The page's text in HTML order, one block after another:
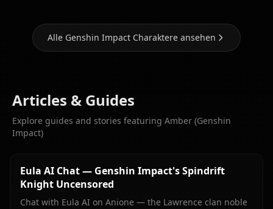
Alle Genshin Impact Charaktere ansehen
Articles & Guides
Explore guides and stories featuring Amber (Genshin
Impact)
Eula AI Chat — Genshin Impact's Spindrift
Knight Uncensored
Chat with Eula AI on Anione — the Lawrence clan noble